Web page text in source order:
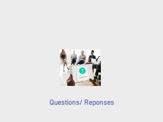
Questions/ Reponses